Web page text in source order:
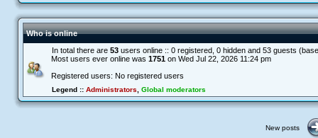
Who is online
In total there are 53 users online :: 0 registered, 0 hidden and 53 guests
Most users ever online was 1751 on Wed Jul 22, 2026 11:24 pm
Registered users: No registered users
Legend :: Administrators Global moderators
New posts